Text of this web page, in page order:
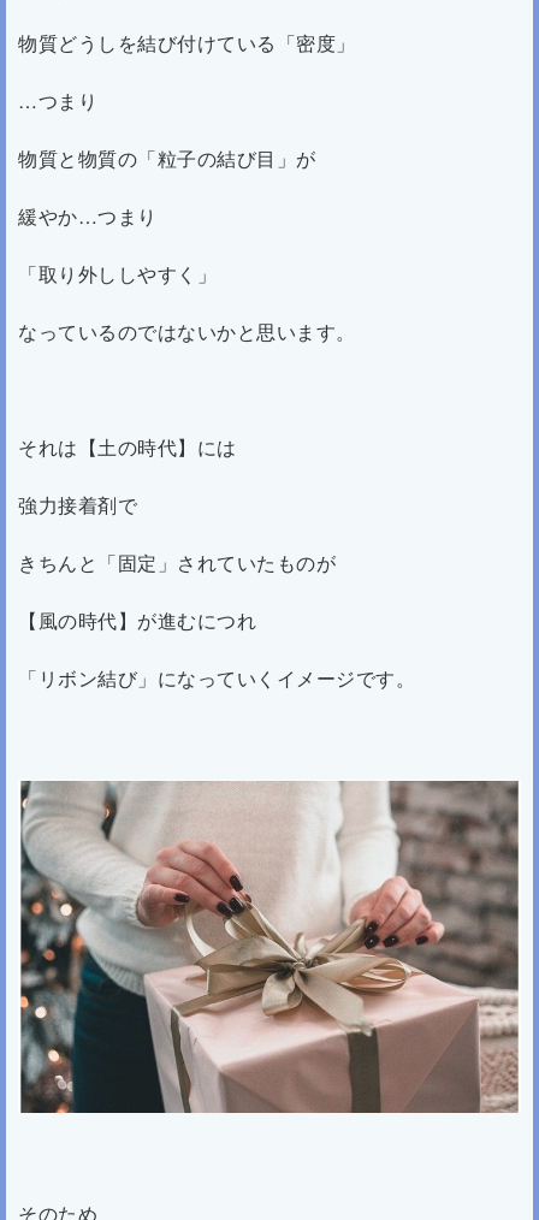
物質どうしを結び付けている「密度」
…つまり
物質と物質の「粒子の結び目」が
緩やか…つまり
「取り外ししやすく」
なっているのではないかと思います。
それは 【土の時代】には
強力接着剤で
きちんと「固定」されていたものが
【風の時代】が進むにつれ
「リボン結び」になっていく イメージです。
そのため